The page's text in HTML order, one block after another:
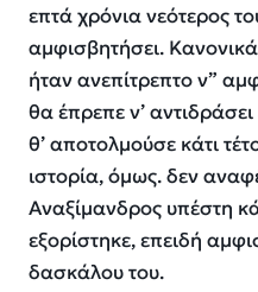
επτά χρόνια νεότερος
αμφισβητήσει.
ήταν ανεπίτρεπτο ν”
θα έπρεπε ν’
θ’ αποτολμούσε κάτι
ιστορία, όμως. δεν
Αναξίμανδρος υπέστη
εξορίστηκε, επειδή
δασκάλου του.